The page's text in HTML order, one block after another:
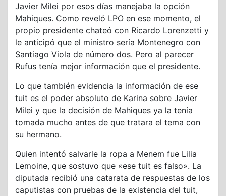
Javier Milei por esos días manejaba la opción
Mahiques. Como reveló LPO en ese momento, el
propio presidente chateó con Ricardo Lorenzetti y
le anticipó que el ministro sería Montenegro con
Santiago Viola de número dos. Pero al parecer
Rufus tenía mejor información que el presidente.
Lo que también evidencia la información de ese
tuit es el poder absoluto de Karina sobre Javier
Milei y que la decisión de Mahiques ya la tenía
tomada mucho antes de que tratara el tema con
su hermano.
Quien intentó salvarle la ropa a Menem fue Lilia
Lemoine, que sostuvo que «ese tuit es falso». La
diputada recibió una catarata de respuestas de los
caputistas con pruebas de la existencia del tuit,